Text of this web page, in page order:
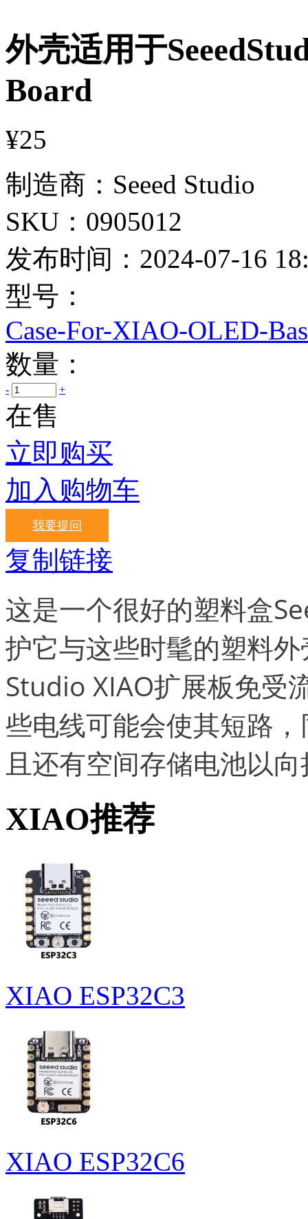
外壳适用于
Board
¥25
制造商： Seeed Studio
SKU： 0905012
发布时间： 2024-07-16
型号：
Case-For-XIAO-OLED-
数量：
- +
在售
立即购买
加入购物车
我要提问
复制链接
这是一个很好的塑料盒
护它与这些时髦的塑料
Studio XIAO扩展板免受
些电线可能会使其短路
且还有空间存储电池以
XIAO推荐
XIAO ESP32C3
XIAO ESP32C6